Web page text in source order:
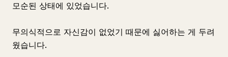
모순된 상태에 있었습니다.
무의식적으로 자신감이 없었기 때문에 싫어하는 게 두려
웠습니다.